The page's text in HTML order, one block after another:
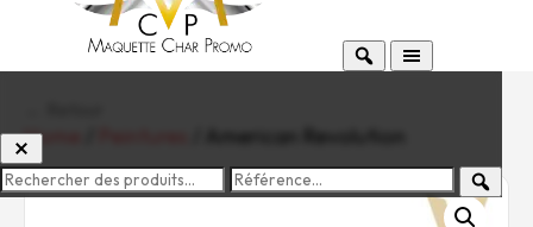
Home / American Revolution